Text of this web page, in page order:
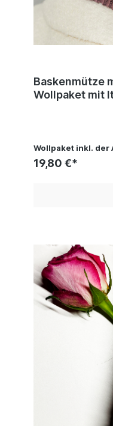
Baskenmütze
Wollpaket mit Italy
Wollpaket inkl. der
19,80 €*